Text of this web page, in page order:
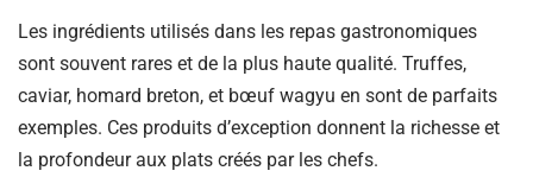
Les ingrédients utilisés dans les repas gastronomiques
sont souvent rares et de la plus haute qualité. Truffes,
caviar, homard breton, et bœuf wagyu en sont de parfaits
exemples. Ces produits d’exception donnent la richesse et
la profondeur aux plats créés par les chefs.